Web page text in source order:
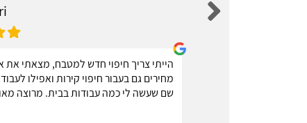
הייתי צריך חיפוי חדש למטבח, מצאתי את
מחירים גם בעבור חיפוי קירות ואפילו
שם שעשה לי כמה עבודות בבית. מרוצה